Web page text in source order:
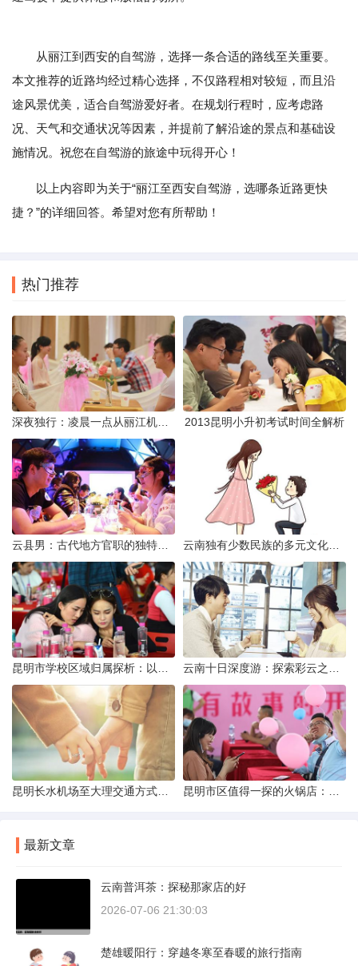
从丽江到西安的自驾游，选择一条合适的路线至关重要。
本文推荐的近路均经过精心选择，不仅路程相对较短，而且沿
途风景优美，适合自驾游爱好者。在规划行程时，应考虑路
况、天气和交通状况等因素，并提前了解沿途的景点和基础设
施情况。祝您在自驾游的旅途中玩得开心！
以上内容即为关于“丽江至西安自驾游，选哪条近路更快
捷？”的详细回答。希望对您有所帮助！
热门推荐
2013昆明小升初考试时间全解析
最新文章
云南普洱茶：探秘那家店的好
2026-07-06 21:30:03
楚雄暖阳行：穿越冬寒至春暖的旅行指南